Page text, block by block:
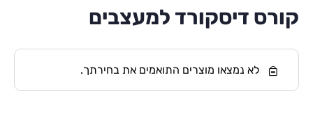
קורס דיסקורד למעצבים
לא נמצאו מוצרים התואמים את בחירתך.